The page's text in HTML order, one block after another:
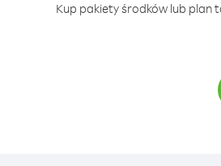
Kup pakiety środków lub plan